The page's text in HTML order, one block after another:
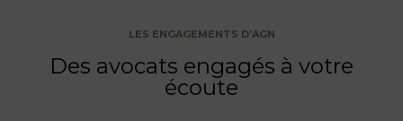
LES ENGAGEMENTS D’AGN
Des avocats engagés à votre
écoute